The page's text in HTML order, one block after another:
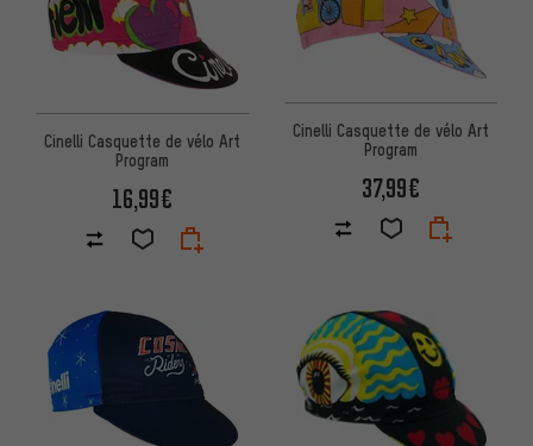
Cinelli Casquette de vélo Art
Program
16,99€
Cinelli Casquette de vélo Art
Program
37,99€